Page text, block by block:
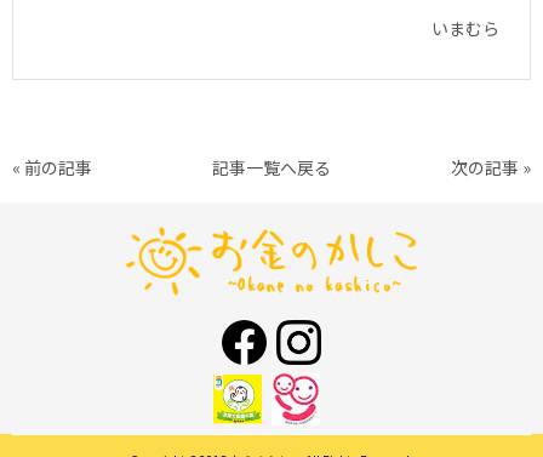
いまむら
« 前の記事 記事一覧へ戻る 次の記事 »